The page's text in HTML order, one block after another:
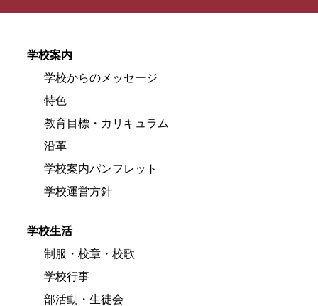
学校案内
学校からのメッセージ
特色
教育目標・カリキュラム
沿革
学校案内パンフレット
学校運営方針
学校生活
制服・校章・校歌
学校行事
部活動・生徒会